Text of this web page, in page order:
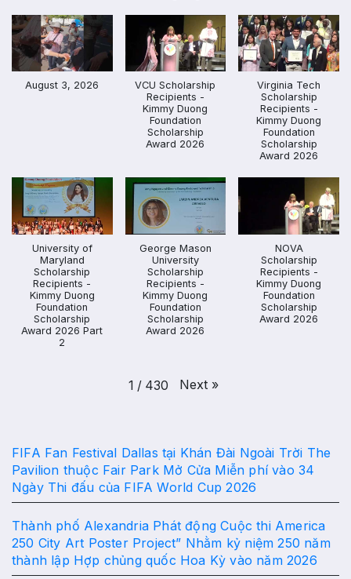
August 3, 2026
VCU Scholarship
Recipients -
Kimmy Duong
Foundation
Scholarship
Award 2026
Virginia Tech
Scholarship
Recipients -
Kimmy Duong
Foundation
Scholarship
Award 2026
University of
Maryland
Scholarship
Recipients -
Kimmy Duong
Foundation
Scholarship
Award 2026 Part
2
George Mason
University
Scholarship
Recipients -
Kimmy Duong
Foundation
Scholarship
Award 2026
NOVA
Scholarship
Recipients -
Kimmy Duong
Foundation
Scholarship
Award 2026
1 / 430 Next »
FIFA Fan Festival Dallas tại Khán Đài Ngoài Trời The
Pavilion thuộc Fair Park Mở Cửa Miễn phí vào 34
Ngày Thi đấu của FIFA World Cup 2026
Thành phố Alexandria Phát động Cuộc thi America
250 City Art Poster Project” Nhằm kỷ niệm 250 năm
thành lập Hợp chủng quốc Hoa Kỳ vào năm 2026